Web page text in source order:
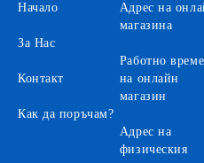
Бебешки гърнета и
Аксесоари за баня и
Детски инхалатори и
Начало
За Нас
Контакт
Как да поръчам?
Адрес на
магазина
Работно време
на онлайн
магазин
Адрес на
физическия